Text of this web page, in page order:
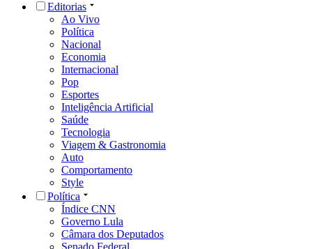
Editorias
Ao Vivo
Política
Nacional
Economia
Internacional
Pop
Esportes
Inteligência Artificial
Saúde
Tecnologia
Viagem & Gastronomia
Auto
Comportamento
Style
Política
Índice CNN
Governo Lula
Câmara dos Deputados
Senado Federal